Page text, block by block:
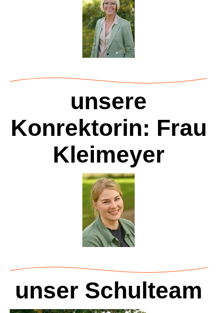
unsere
Konrektorin: Frau
Kleimeyer
unser Schulteam